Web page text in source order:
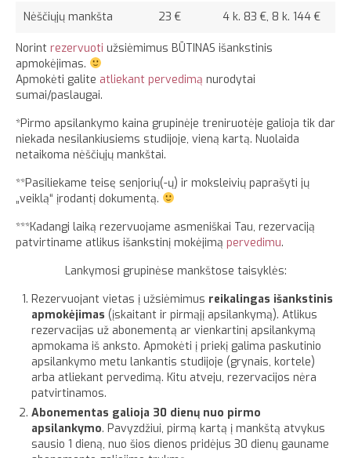
Nėščiųjų mankšta 23 € 4 k. 83 €, 8 k. 144 €
Norint rezervuoti užsiėmimus BŪTINAS išankstinis
apmokėjimas.
Apmokėti galite atliekant pervedimą nurodytai
sumai/paslaugai.
*Pirmo apsilankymo kaina grupinėje treniruotėje galioja tik dar
niekada nesilankiusiems studijoje, vieną kartą. Nuolaida
netaikoma nėščiųjų mankštai.
**Pasiliekame teisę senjorių(-ų) ir moksleivių paprašyti jų
„veiklą“ įrodantį dokumentą.
***Kadangi laiką rezervuojame asmeniškai Tau, rezervaciją
patvirtiname atlikus išankstinį mokėjimą pervedimu.
Lankymosi grupinėse mankštose taisyklės:
Rezervuojant vietas į užsiėmimus reikalingas išankstinis
apmokėjimas (įskaitant ir pirmąjį apsilankymą). Atlikus
rezervacijas už abonementą ar vienkartinį apsilankymą
apmokama iš anksto. Apmokėti į priekį galima paskutinio
apsilankymo metu lankantis studijoje (grynais, kortele)
arba atliekant pervedimą. Kitu atveju, rezervacijos nėra
patvirtinamos.
Abonementas galioja 30 dienų nuo pirmo
apsilankymo. Pavyzdžiui, pirmą kartą į mankštą atvykus
sausio 1 dieną, nuo šios dienos pridėjus 30 dienų gauname